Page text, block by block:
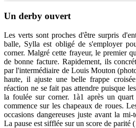
Un derby ouvert
Les verts sont proches d'être surpris
balle, Sylla est obligé de s'employer
corner. Malgré cette frayeur, le premier
de bonne facture. Rapidement, ils
par l'intermédiaire de Louis Mouton
haute, il ajuste une belle frappe
réaction ne se fait pas attendre puisque
la foulée sur corner. 1à1 après un
commence sur les chapeaux de roues.
occasions dangereuses juste avant la mi-
La pause est sifflée sur un score de parité